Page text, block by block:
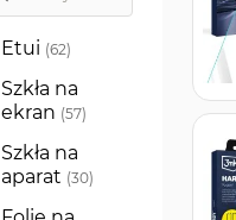
Pad 1
produkt
Pad 2 2
produkty
Poco C65
Etui 62
produkty
Szkła na
ekran 57
produkty
Szkła na
aparat 30
produkty